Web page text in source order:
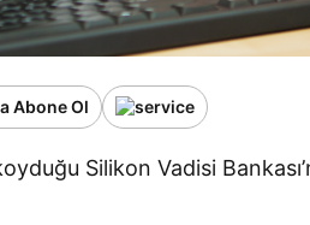
Abone Ol
Silikon Vadisi